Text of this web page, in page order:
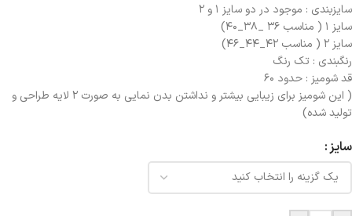
سايزبندي : موجود در دو سايز ١ و ٢
سايز ١ ( مناسب ٣٦ _٣٨_٤٠)
سايز ٢ ( مناسب ٤٢_٤٤_٤٦)
رنگبندي : تك رنگ
قد شوميز : حدود ٦٠
( اين شوميز براي زيبايي بيشتر و نداشتن بدن نمايي به صورت ٢ لايه طراحي و
توليد شده)
سایز